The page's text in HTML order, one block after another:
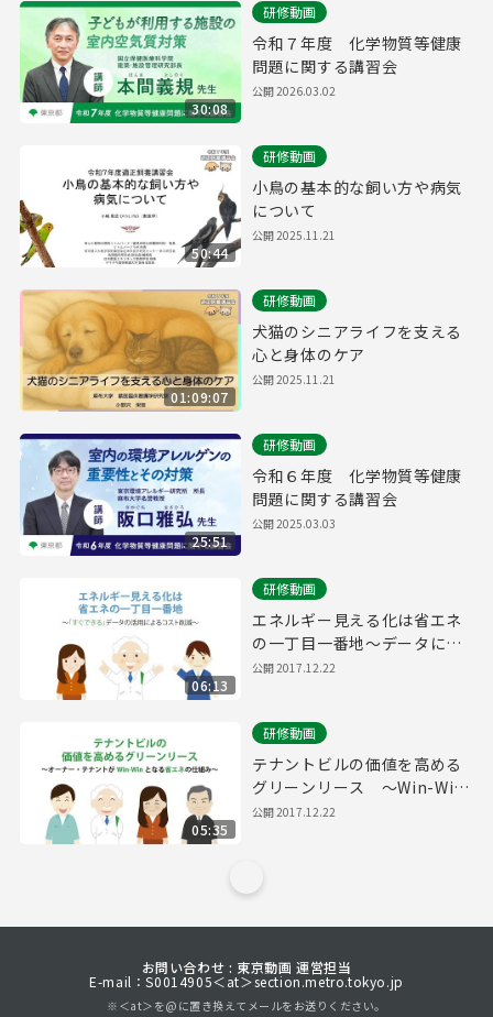
30:08
研修動画
令和７年度 化学物質等健康
問題に関する講習会
公開2026.03.02
50:44
研修動画
小鳥の基本的な飼い方や病気
について
公開2025.11.21
01:09:07
研修動画
犬猫のシニアライフを支える
心と身体のケア
公開2025.11.21
25:51
研修動画
令和６年度 化学物質等健康
問題に関する講習会
公開2025.03.03
06:13
研修動画
エネルギー見える化は省エネ
の一丁目一番地～データによ
るコスト削減～
公開2017.12.22
05:35
研修動画
テナントビルの価値を高める
グリーンリース ～Win-Win
の省エネ手法～
公開2017.12.22
お問い合わせ : 東京動画 運営担当
E-mail：S0014905＜at＞section.metro.tokyo.jp
※＜at＞を@に置き換えてメールをお送りください。